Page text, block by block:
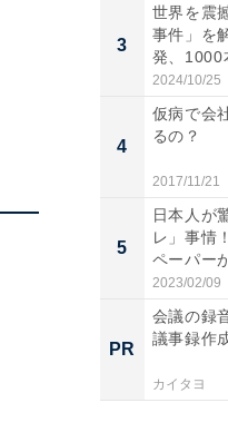
3
世界を震
事件」を
発、1000
2024/10/25
4
仮病で会
るの？
2017/11/21
5
日本人が
レ」事情
ペーパー
が...
2023/02/09
PR
会議の録
議事録作
カイタヨ